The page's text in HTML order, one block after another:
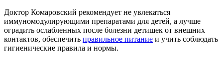
Доктор Комаровский рекомендует не увлекаться
иммуномодулирующими препаратами для детей, а лучше
оградить ослабленных после болезни детишек от внешних
контактов, обеспечить правильное питание и учить соблюдать
гигиенические правила и нормы.